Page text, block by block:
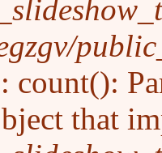
: count():
that